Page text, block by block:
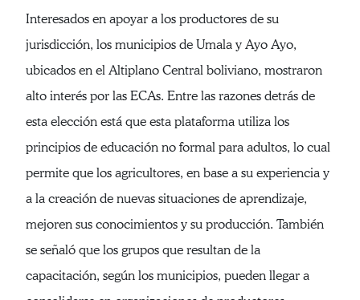
Interesados en apoyar a los productores de su
jurisdicción, los municipios de Umala y Ayo Ayo,
ubicados en el Altiplano Central boliviano, mostraron
alto interés por las ECAs. Entre las razones detrás de
esta elección está que esta plataforma utiliza los
principios de educación no formal para adultos, lo cual
permite que los agricultores, en base a su experiencia y
a la creación de nuevas situaciones de aprendizaje,
mejoren sus conocimientos y su producción. También
se señaló que los grupos que resultan de la
capacitación, según los municipios, pueden llegar a